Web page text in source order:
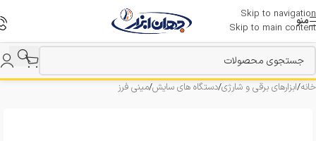
Skip to navigation
Skip to main content
منو
خانه/ابزارهای برقی و شارژی/دستگاه های سایش/مینی فرز